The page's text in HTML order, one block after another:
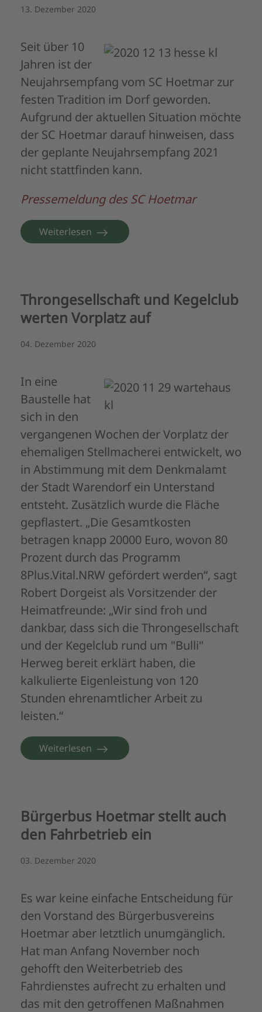
13. Dezember 2020
Seit über 10
Jahren ist der
Neujahrsempfang vom SC Hoetmar zur
festen Tradition im Dorf geworden.
Aufgrund der aktuellen Situation möchte
der SC Hoetmar darauf hinweisen, dass
der geplante Neujahrsempfang 2021
nicht stattfinden kann.
Pressemeldung des SC Hoetmar
Weiterlesen
Throngesellschaft und Kegelclub
werten Vorplatz auf
04. Dezember 2020
In eine
Baustelle hat
sich in den
vergangenen Wochen der Vorplatz der
ehemaligen Stellmacherei entwickelt, wo
in Abstimmung mit dem Denkmalamt
der Stadt Warendorf ein Unterstand
entsteht. Zusätzlich wurde die Fläche
gepflastert. „Die Gesamtkosten
betragen knapp 20000 Euro, wovon 80
Prozent durch das Programm
8Plus.Vital.NRW gefördert werden“, sagt
Robert Dorgeist als Vorsitzender der
Heimatfreunde: „Wir sind froh und
dankbar, dass sich die Throngesellschaft
und der Kegelclub rund um "Bulli"
Herweg bereit erklärt haben, die
kalkulierte Eigenleistung von 120
Stunden ehrenamtlicher Arbeit zu
leisten.“
Weiterlesen
Bürgerbus Hoetmar stellt auch
den Fahrbetrieb ein
03. Dezember 2020
Es war keine einfache Entscheidung für
den Vorstand des Bürgerbusvereins
Hoetmar aber letztlich unumgänglich.
Hat man Anfang November noch
gehofft den Weiterbetrieb des
Fahrdienstes aufrecht zu erhalten und
das mit den getroffenen Maßnahmen